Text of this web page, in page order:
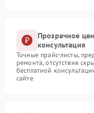
Прозрачное
консультация
Точные прайс-листы,
ремонта, отсутствие
бесплатной
сайте